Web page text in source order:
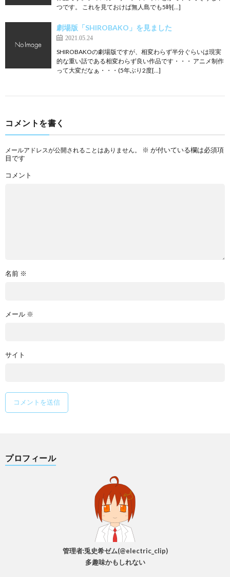
つです。 これを見ておけば無人島でも5時[…]
劇場版「SHIROBAKO」を見ました
2021.05.24
SHIROBAKOの劇場版ですが、相変わらず半分ぐらいは現実
的な重い話である相変わらず良い作品です・・・ アニメ制作
って大変だなぁ・・・(5年ぶり2度[…]
コメントを書く
メールアドレスが公開されることはありません。 ※ が付いている欄は必須項
目です
コメント
名前 ※
メール ※
サイト
プロフィール
管理者:兎史希ゼム(@electric_clip)
多趣味かもしれない